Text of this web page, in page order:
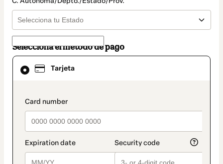
Selecciona el método de pago
Tarjeta
payment_data.section_title_v2
El
método
seleccionado
Tarjeta